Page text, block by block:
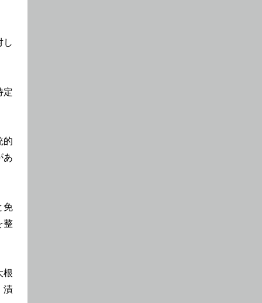
し
定
的
あ
免
整
根
漬